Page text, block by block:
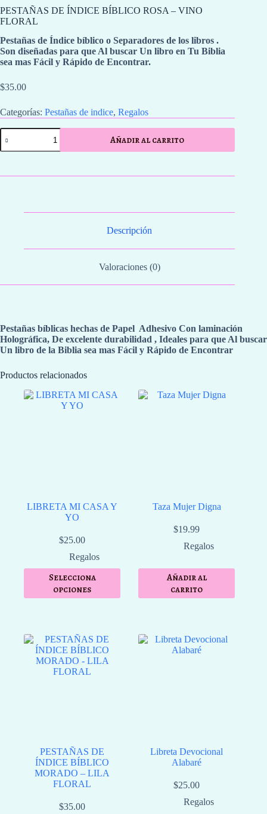
PESTAÑAS DE ÍNDICE BÍBLICO ROSA – VINO
FLORAL
Pestañas de Índice bíblico o Separadores de los libros .
Son diseñadas para que Al buscar Un libro en Tu Biblia
sea mas Fácil y Rápido de Encontrar.
$35.00
Categorías: Pestañas de indice, Regalos
PESTAÑAS
DE
ÍNDICE
cantidad
Añadir al carrito
Descripción
Valoraciones (0)
Pestañas bíblicas hechas de Papel Adhesivo Con laminación
Holográfica, De excelente durabilidad , Ideales para que Al buscar
Un libro de la Biblia sea mas Fácil y Rápido de Encontrar
Productos relacionados
LIBRETA MI CASA Y
YO
$25.00
Regalos
Selecciona
opciones
Taza Mujer Digna
$19.99
Regalos
Añadir al
carrito
PESTAÑAS DE
ÍNDICE BÍBLICO
MORADO – LILA
FLORAL
$35.00
Libreta Devocional
Alabaré
$25.00
Regalos